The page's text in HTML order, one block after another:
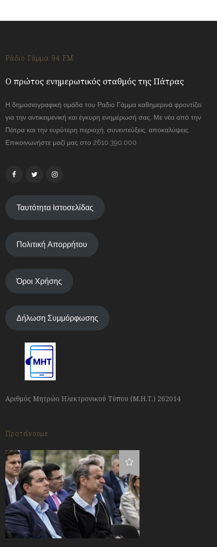
Ράδιο Γάμμα 94 FM
Ο πρώτος ενημερωτικός σταθμός της Πάτρας
Η δημοσιογραφική ομάδα του Ραδιο Γάμμα καθημερινά φροντίζει
για την αντικειμενική και έγκυρη ενημέρωσή σας. Με νέα από την
Πάτρα και την ευρύτερη περιοχή, συνεντεύξεις, αποκαλύψεις.
Επικοινωνήστε μαζί μας στο 2610.390.000
Ταυτότητα Ιστοσελίδας
Πολιτική Απορρήτου
Όροι Χρήσης
Δήλωση Συμμόρφωσης
Αριθμός Μητρώο Ηλεκτρονικού Τύπου (Μ.Η.Τ.) 262014
Προτείνουμε